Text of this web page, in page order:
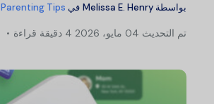
بواسطة Melissa E. Henry في Parenting Tips
تم التحديث 4 دقيقة قراءة